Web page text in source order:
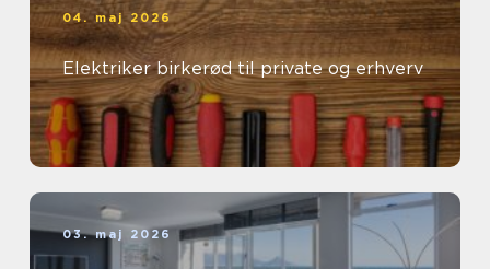
04. maj 2026
Elektriker birkerød til private og erhverv
03. maj 2026